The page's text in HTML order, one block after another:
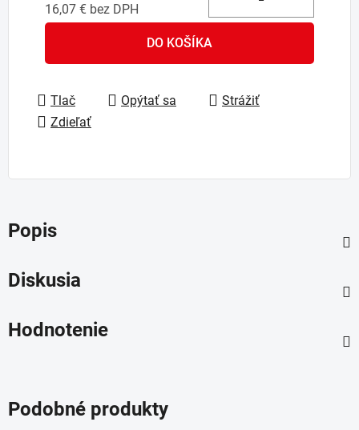
16,07 € bez DPH
DO KOŠÍKA
Tlač Opýtať sa
Strážiť
Zdieľať
Popis
Diskusia
Hodnotenie
Podobné produkty